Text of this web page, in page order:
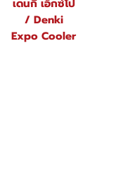
เดนกิ เอ็กซ์โป
/ Denki
Expo Cooler